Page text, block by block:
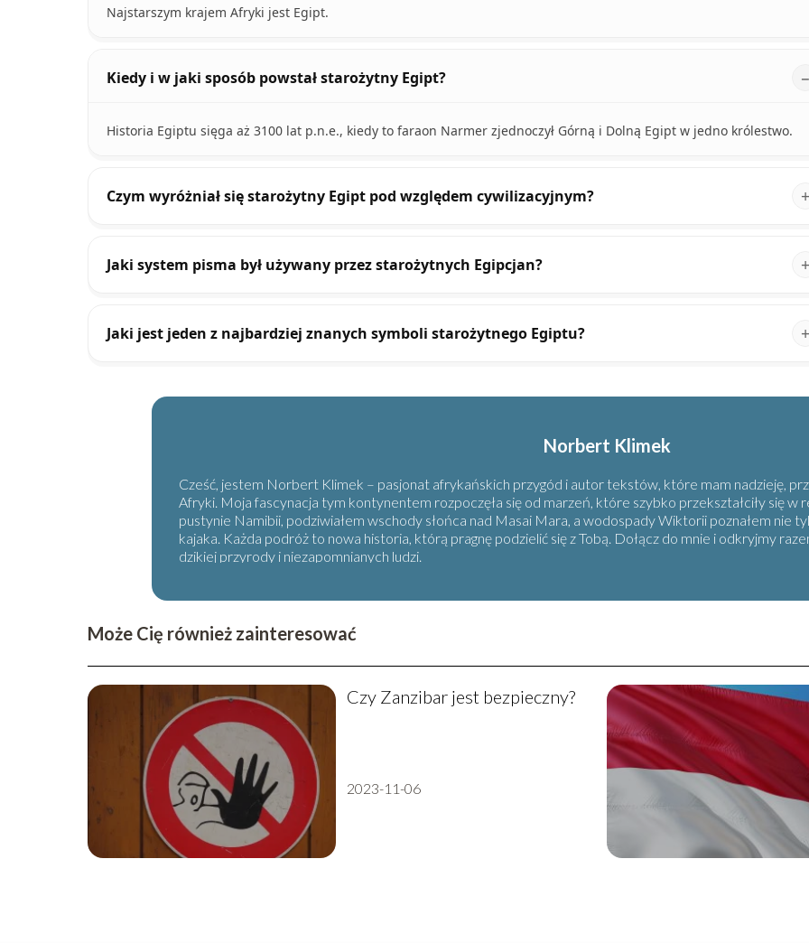
Najstarszym krajem Afryki jest Egipt.
Kiedy i w jaki sposób powstał starożytny Egipt?
Historia Egiptu sięga aż 3100 lat p.n.e., kiedy to faraon Narmer zjednoczył Górną i Dolną Egipt w jedno królestwo.
Czym wyróżniał się starożytny Egipt pod względem cywilizacyjnym?
Jaki system pisma był używany przez starożytnych Egipcjan?
Jaki jest jeden z najbardziej znanych symboli starożytnego Egiptu?
Norbert Klimek
Cześć, jestem Norbert Klimek – pasjonat afrykańskich przygód i autor tekstów, które mam nadzieję,
Afryki. Moja fascynacja tym kontynentem rozpoczęła się od marzeń, które szybko przekształciły się w
pustynie Namibii, podziwiałem wschody słońca nad Masai Mara, a wodospady Wiktorii poznałem nie
kajaka. Każda podróż to nowa historia, którą pragnę podzielić się z Tobą. Dołącz do mnie i odkryjmy
dzikiej przyrody i niezapomnianych ludzi.
Może Cię również zainteresować
Czy Zanzibar jest bezpieczny?
2023-11-06